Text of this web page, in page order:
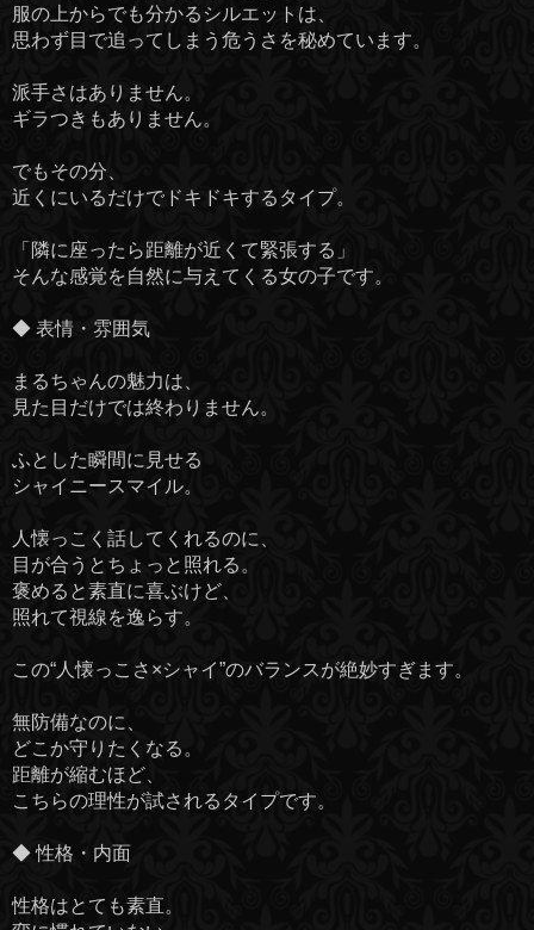
服の上からでも分かるシルエットは、
思わず目で追ってしまう危うさを秘めています。
派手さはありません。
ギラつきもありません。
でもその分、
近くにいるだけでドキドキするタイプ。
「隣に座ったら距離が近くて緊張する」
そんな感覚を自然に与えてくる女の子です。
◆ 表情・雰囲気
まるちゃんの魅力は、
見た目だけでは終わりません。
ふとした瞬間に見せる
シャイニースマイル。
人懐っこく話してくれるのに、
目が合うとちょっと照れる。
褒めると素直に喜ぶけど、
照れて視線を逸らす。
この“人懐っこさ×シャイ”のバランスが絶妙すぎます。
無防備なのに、
どこか守りたくなる。
距離が縮むほど、
こちらの理性が試されるタイプです。
◆ 性格・内面
性格はとても素直。